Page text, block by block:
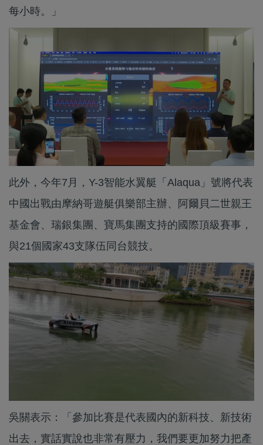
每小時。」
此外，今年7月，Y-3智能水翼艇「Alaqua」號將代表
中國出戰由摩納哥遊艇俱樂部主辦、阿爾貝二世親王
基金會、瑞銀集團、寶馬集團支持的國際頂級賽事，
與21個國家43支隊伍同台競技。
吳關表示：「參加比賽是代表國內的新科技、新技術
出去，實話實說也非常有壓力，我們要更加努力把產